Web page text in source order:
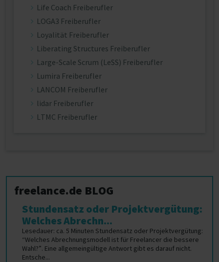
Life Coach Freiberufler
LOGA3 Freiberufler
Loyalität Freiberufler
Liberating Structures Freiberufler
Large-Scale Scrum (LeSS) Freiberufler
Lumira Freiberufler
LANCOM Freiberufler
lidar Freiberufler
LTMC Freiberufler
freelance.de BLOG
Stundensatz oder Projektvergütung:
Welches Abrechn...
Lesedauer: ca. 5 Minuten Stundensatz oder Projektvergütung:
“Welches Abrechnungsmodell ist für Freelancer die bessere
Wahl?”. Eine allgemeingültige Antwort gibt es darauf nicht.
Entsche...